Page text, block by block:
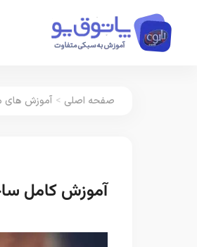
صفحه اصلی > آموزش های
آموزش کامل